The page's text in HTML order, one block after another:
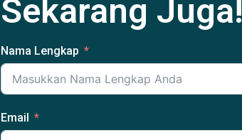
Sekarang Juga!
Nama Lengkap
Email